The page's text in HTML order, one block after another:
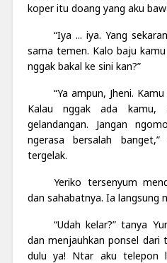
koper itu doang yang aku
“Iya ... iya. Yang
sama temen. Kalo baju
nggak bakal ke sini kan?”
“Ya ampun, Jheni.
Kalau nggak ada kamu,
gelandangan. Jangan
ngerasa bersalah
tergelak.
Yeriko tersenyum
dan sahabatnya. Ia langsung
“Udah kelar?” tanya
dan menjauhkan ponsel dari
dulu ya! Ntar aku telepon